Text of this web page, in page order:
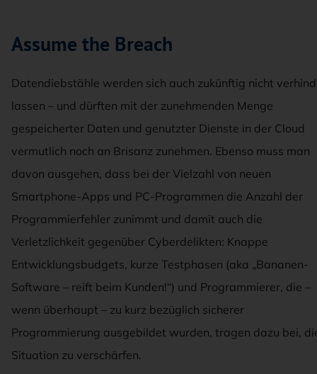
Assume the Breach
Datendiebstähle werden sich auch zukünftig nicht
lassen – und dürften mit der zunehmenden Menge
gespeicherter Daten und genutzter Dienste in der Cloud
vermutlich noch an Brisanz zunehmen. Ebenso muss man
davon ausgehen, dass bei der Vielzahl von neuen
Smartphone-Apps und PC-Programmen die Anzahl der
Programmierfehler zunimmt und damit auch die
Verletzlichkeit gegenüber Cyberdelikten: Knappe
Entwicklungsbudgets, kurze Testphasen (aka „Bananen-
Software – reift beim Kunden!“) und Programmierer, die –
wenn überhaupt – zu kurz bezüglich sicherer
Programmierung ausgebildet wurden, tragen dazu bei,
Situation zu verschärfen.